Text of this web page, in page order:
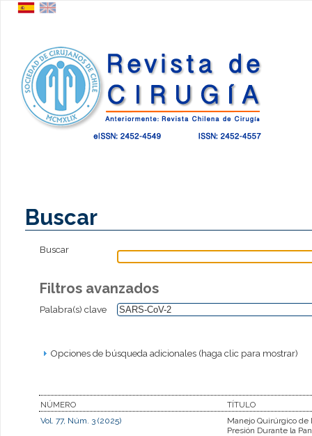
Buscar
Buscar
Filtros avanzados
Palabra(s) clave
Opciones de búsqueda adicionales (haga clic para mostrar)
NÚMERO
TÍTULO
Vol. 77, Núm. 3 (2025)
Manejo Quirúrgico de
Presión Durante la